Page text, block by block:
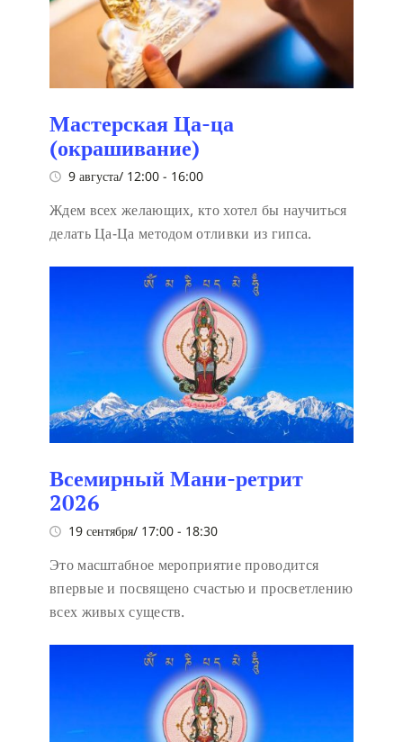
Мастерская Ца-ца
(окрашивание)
9 августа/ 12:00 - 16:00
Ждем всех желающих, кто хотел бы научиться
делать Ца-Ца методом отливки из гипса.
Всемирный Мани-ретрит
2026
19 сентября/ 17:00 - 18:30
Это масштабное мероприятие проводится
впервые и посвящено счастью и просветлению
всех живых существ.